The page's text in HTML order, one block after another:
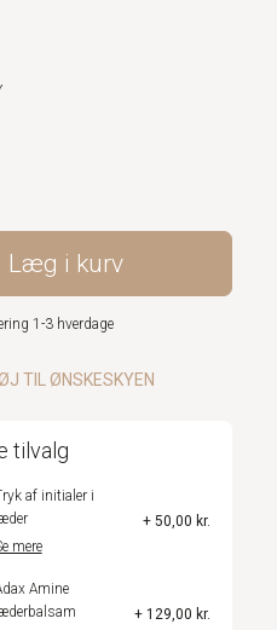
Læg i kurv
1-3 hverdage
TIL ØNSKESKYEN
tilvalg
af initialer i
mere
+ 50,00 kr.
Amine
+ 129,00 kr.